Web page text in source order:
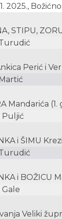
2025.,
STIPU,
Perić i
Mandarića (1.
Puljić
i ŠIMU
i BOŽICU
Gale
Veliki